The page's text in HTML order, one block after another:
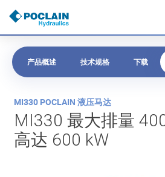
转
主
产品概述 技术规格 下载
MI330 POCLAIN 液压马达
MI330 最大排量
高达 600 kW